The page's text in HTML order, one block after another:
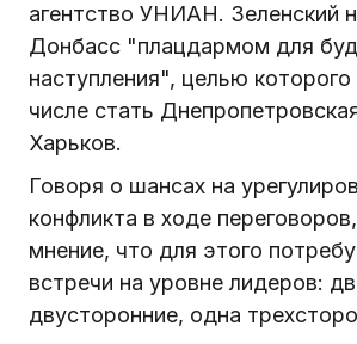
агентство УНИАН. Зеленский
Донбасс "плацдармом для
наступления", целью
числе стать
Харьков.
Говоря о шансах на
конфликта в ходе
мнение, что для этого
встречи на уровне лидеров:
двусторонние, одна